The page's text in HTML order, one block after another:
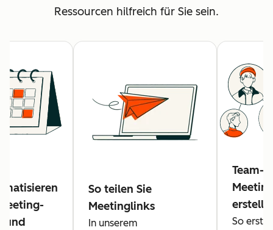
Ressourcen hilfreich für Sie sein.
und
So teilen Sie
Meetinglinks
In unserem
Team-
So